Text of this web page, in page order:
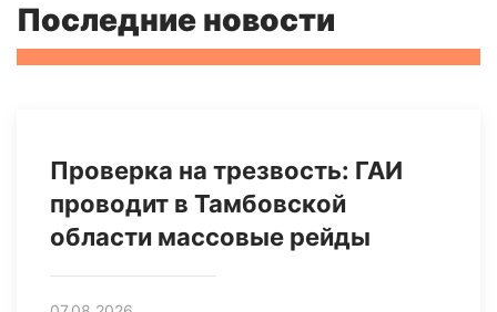
Последние новости
Проверка на трезвость: ГАИ
проводит в Тамбовской
области массовые рейды